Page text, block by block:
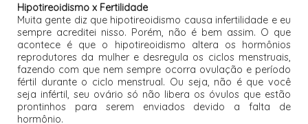
Hipotireoidismo x Fertilidade
Muita gente diz que hipotireoidismo causa infertilidade e eu
sempre acreditei nisso. Porém, não é bem assim. O que
acontece é que o hipotireoidismo altera os hormônios
reprodutores da mulher e desregula os ciclos menstruais,
fazendo com que nem sempre ocorra ovulação e período
fértil durante o ciclo menstrual. Ou seja, não é que você
seja infértil, seu ovário só não libera os óvulos que estão
prontinhos para serem enviados devido a falta de
hormônio.